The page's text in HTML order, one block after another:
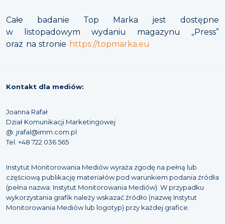
Całe badanie Top Marka jest dostępne
w listopadowym wydaniu magazynu „Press”
oraz na stronie https://topmarka.eu
Kontakt dla mediów:
Joanna Rafał
Dział Komunikacji Marketingowej
@: jrafal@imm.com.pl
Tel. +48 722 036 565
Instytut Monitorowania Mediów wyraża zgodę na pełną lub
częściową publikację materiałów pod warunkiem podania źródła
(pełna nazwa: Instytut Monitorowania Mediów). W przypadku
wykorzystania grafik należy wskazać źródło (nazwę Instytut
Monitorowania Mediów lub logotyp) przy każdej grafice.